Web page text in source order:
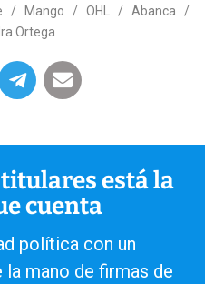
/ Mango / OHL / Abanca
/
Ortega
está la
cuenta
política con un
mano de firmas de